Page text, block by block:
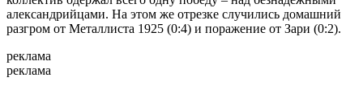
александрийцами. На этом же отрезке случились домашний
разгром от Металлиста 1925 (0:4) и поражение от Зари (0:2).
реклама
реклама